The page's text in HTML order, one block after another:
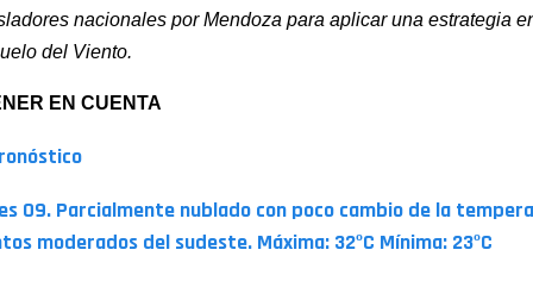
nacionales por Mendoza para aplicar una estrategia
del Viento.
EN CUENTA
09. Parcialmente nublado con poco cambio de la
moderados del sudeste. Máxima: 32ºC Mínima: 23ºC